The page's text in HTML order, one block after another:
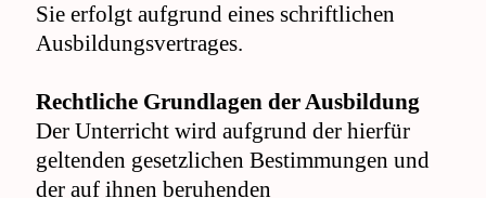
Sie erfolgt aufgrund eines schriftlichen
Ausbildungsvertrages.
Rechtliche Grundlagen der Ausbildung
Der Unterricht wird aufgrund der hierfür
geltenden gesetzlichen Bestimmungen und
der auf ihnen beruhenden